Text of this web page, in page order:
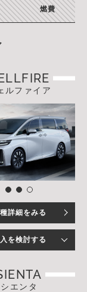
燃費
ルファイア
詳細をみる
を検討する
シエンタ